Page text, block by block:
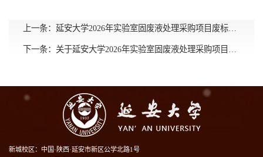
上一条：
下一条：
新城校区：中国·陕西·延安市新区公学北路1号